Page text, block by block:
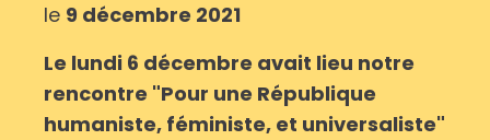
le 9 décembre 2021
Le lundi 6 décembre avait lieu notre
rencontre "Pour une République
humaniste, féministe, et universaliste"